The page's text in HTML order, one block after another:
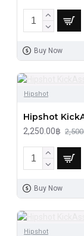
Buy Now
Hipshot
Hipshot
2,250.00฿
Buy Now
Hipshot